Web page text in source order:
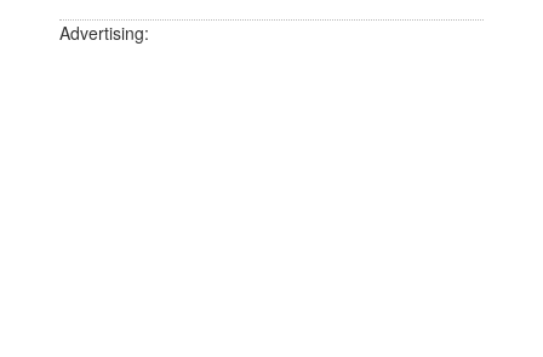
Advertising: